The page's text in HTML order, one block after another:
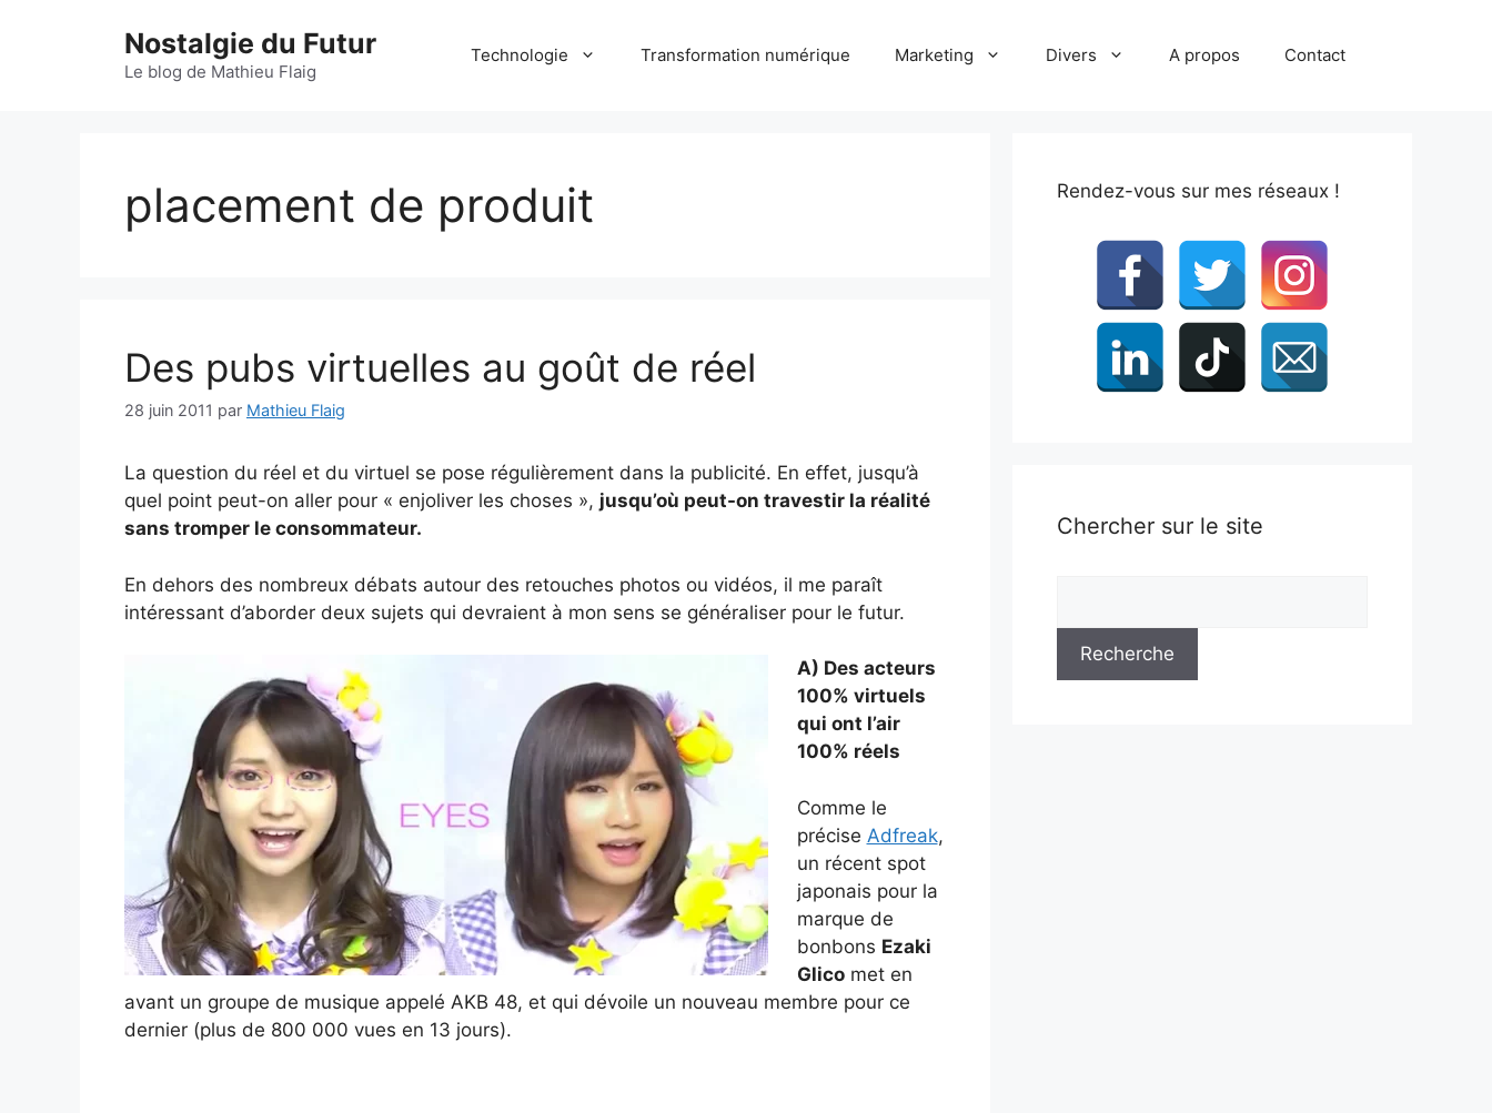
Nostalgie du Futur
Le blog de Mathieu Flaig
Technologie Transformation numérique Marketing Divers A propos Contact
placement de produit
Des pubs virtuelles au goût de réel
28 juin 2011 par Mathieu Flaig
La question du réel et du virtuel se pose régulièrement dans la publicité. En effet, jusqu’à
quel point peut-on aller pour « enjoliver les choses », jusqu’où peut-on travestir la réalité
sans tromper le consommateur.
En dehors des nombreux débats autour des retouches photos ou vidéos, il me paraît
intéressant d’aborder deux sujets qui devraient à mon sens se généraliser pour le futur.
A) Des acteurs
100% virtuels
qui ont l’air
100% réels
Comme le
précise Adfreak,
un récent spot
japonais pour la
marque de
bonbons Ezaki
Glicomet en
avant un groupe de musique appelé AKB 48, et qui dévoile un nouveau membre pour ce
dernier (plus de 800 000 vues en 13 jours).
Rendez-vous sur mes réseaux !
Chercher sur le site